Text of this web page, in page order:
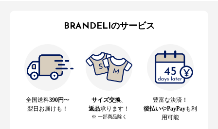
BRANDELIのサービス
全国送料390円〜
翌日お届けも！
サイズ交換
返品承ります！
※ 一部商品除く
豊富な決済！
後払いやPayPayも利
用可能